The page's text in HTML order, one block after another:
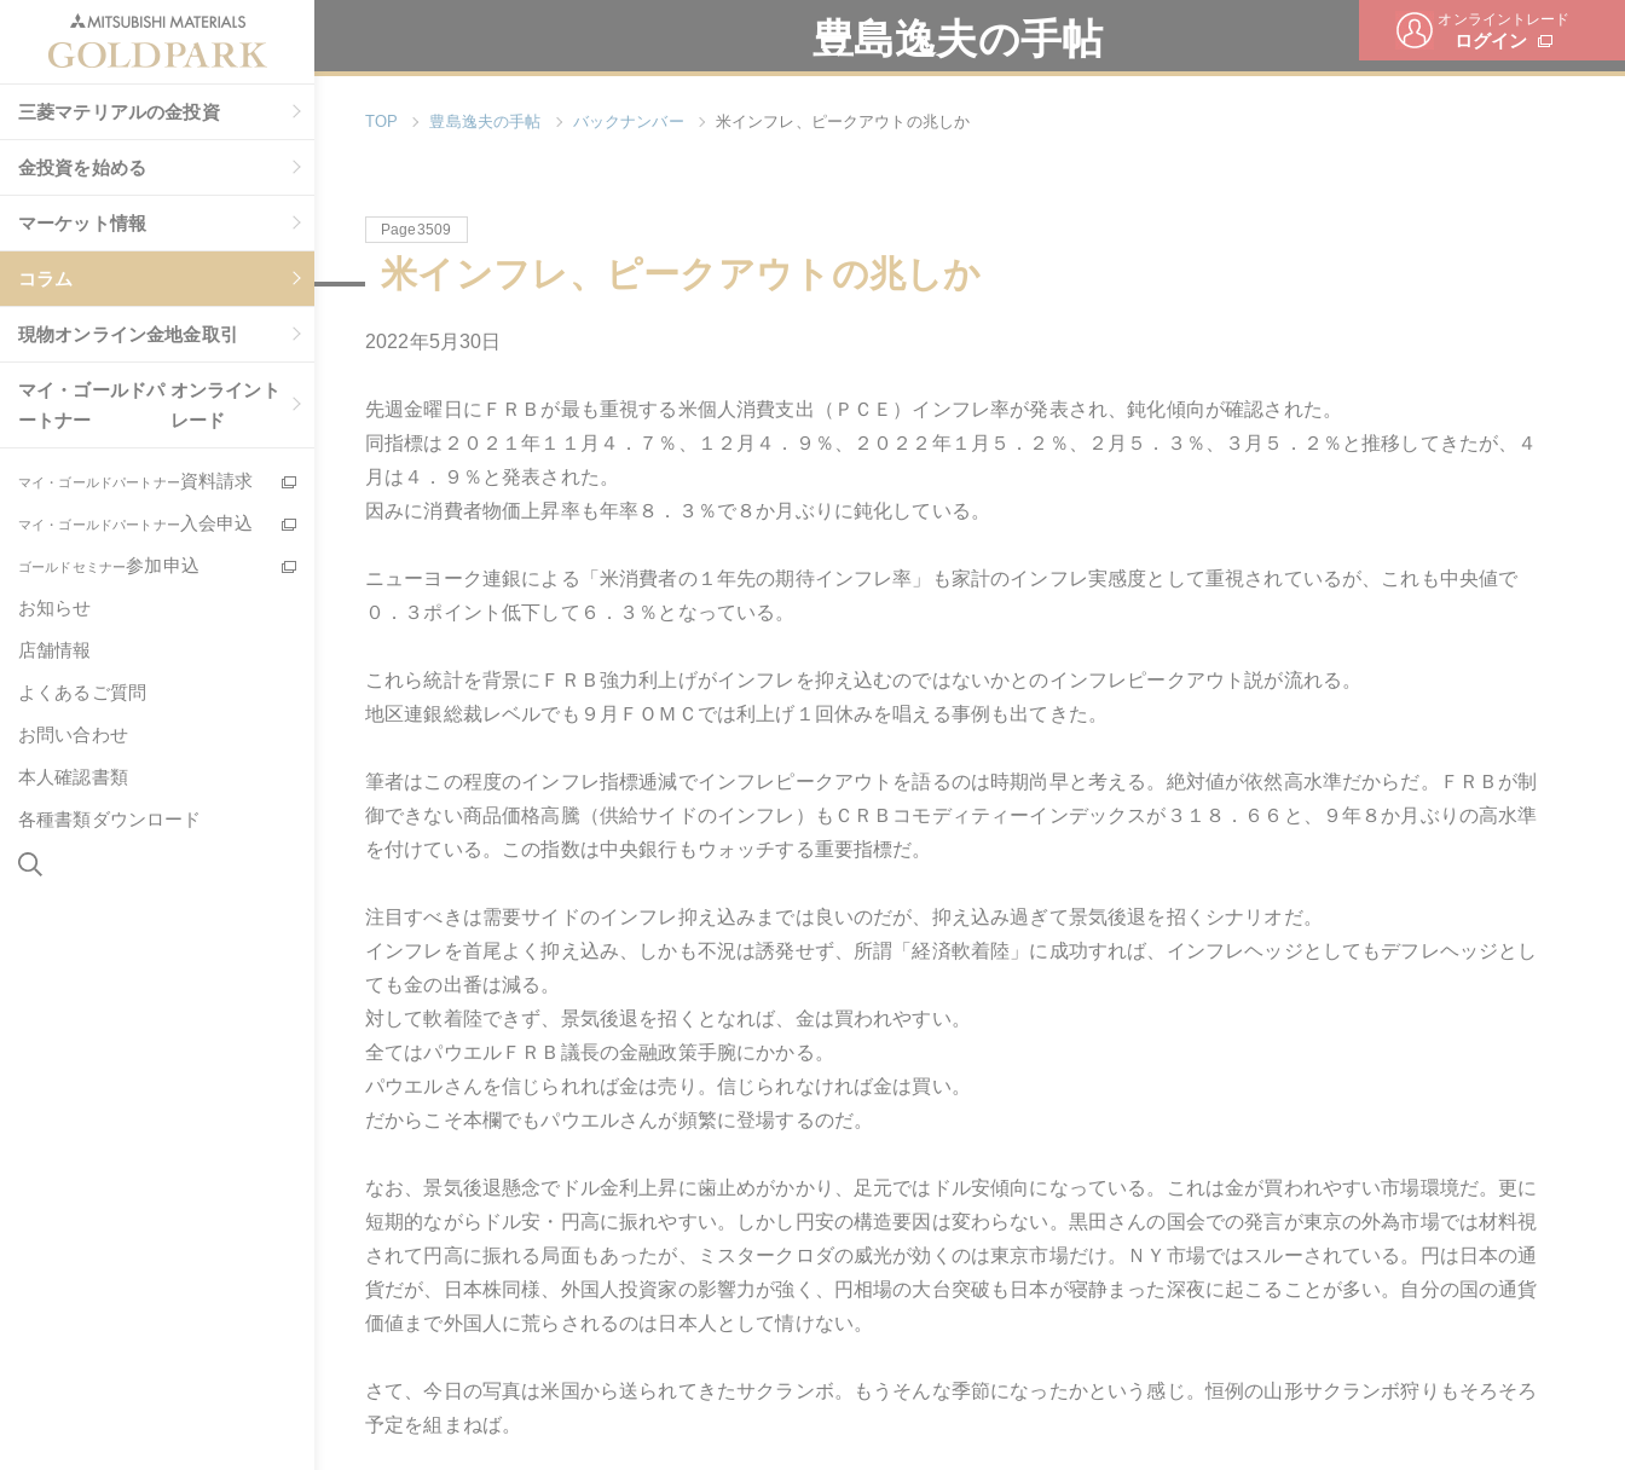
オンライントレード
ログイン
三菱マテリアルの金投資
金投資を始める
マーケット情報
コラム
現物オンライン金地金取引
マイ・ゴールドパ
ートナー
オンライント
レード
マイ・ゴールドパートナー資料請求
マイ・ゴールドパートナー 入会申込
ゴールドセミナー参加申込
お知らせ
店舗情報
よくあるご質問
お問い合わせ
本人確認書類
各種書類ダウンロード
豊島逸夫の手帖
TOP 豊島逸夫の手帖 バックナンバー 米インフレ、ピークアウトの兆しか
Page3509
米インフレ、ピークアウトの兆しか
2022年5 月30日
先週金曜日にＦＲＢが最も重視する米個人消費支出（ＰＣＥ）インフレ率が発表され、鈍化傾向が確認された。
同指標は２０２１年１１月４．７％、１２月４．９％、２０２２年１月５．２％、２月５．３％、３月５．２％と推移してきたが、４
月は４．９％と発表された。
因みに消費者物価上昇率も年率８．３％で８か月ぶりに鈍化している。
ニューヨーク連銀による「米消費者の１年先の期待インフレ率」も家計のインフレ実感度として重視されているが、これも中央値で
０．３ポイント低下して６．３％となっている。
これら統計を背景にＦＲＢ強力利上げがインフレを抑え込むのではないかとのインフレピークアウト説が流れる。
地区連銀総裁レベルでも９月ＦＯＭＣでは利上げ１回休みを唱える事例も出てきた。
筆者はこの程度のインフレ指標逓減でインフレピークアウトを語るのは時期尚早と考える。絶対値が依然高水準だからだ。ＦＲＢが制
御できない商品価格高騰（供給サイドのインフレ）もＣＲＢコモディティーインデックスが３１８．６６と、９年８か月ぶりの高水準
を付けている。この指数は中央銀行もウォッチする重要指標だ。
注目すべきは需要サイドのインフレ抑え込みまでは良いのだが、抑え込み過ぎて景気後退を招くシナリオだ。
インフレを首尾よく抑え込み、しかも不況は誘発せず、所謂「経済軟着陸」に成功すれば、インフレヘッジとしてもデフレヘッジとし
ても金の出番は減る。
対して軟着陸できず、景気後退を招くとなれば、金は買われやすい。
全てはパウエルＦＲＢ議長の金融政策手腕にかかる。
パウエルさんを信じられれば金は売り。信じられなければ金は買い。
だからこそ本欄でもパウエルさんが頻繁に登場するのだ。
なお、景気後退懸念でドル金利上昇に歯止めがかかり、足元ではドル安傾向になっている。これは金が買われやすい市場環境だ。更に
短期的ながらドル安・円高に振れやすい。しかし円安の構造要因は変わらない。黒田さんの国会での発言が東京の外為市場では材料視
されて円高に振れる局面もあったが、ミスタークロダの威光が効くのは東京市場だけ。ＮＹ市場ではスルーされている。円は日本の通
貨だが、日本株同様、外国人投資家の影響力が強く、円相場の大台突破も日本が寝静まった深夜に起こることが多い。自分の国の通貨
価値まで外国人に荒らされるのは日本人として情けない。
さて、今日の写真は米国から送られてきたサクランボ。もうそんな季節になったかという感じ。恒例の山形サクランボ狩りもそろそろ
予定を組まねば。